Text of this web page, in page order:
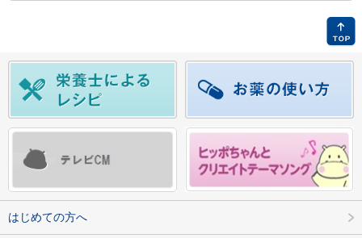
はじめての方へ